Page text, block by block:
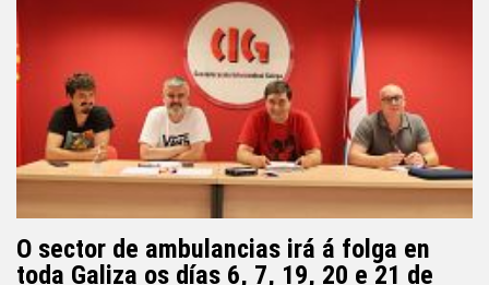
O sector de ambulancias irá á folga en
toda Galiza os días 6, 7, 19, 20 e 21 de